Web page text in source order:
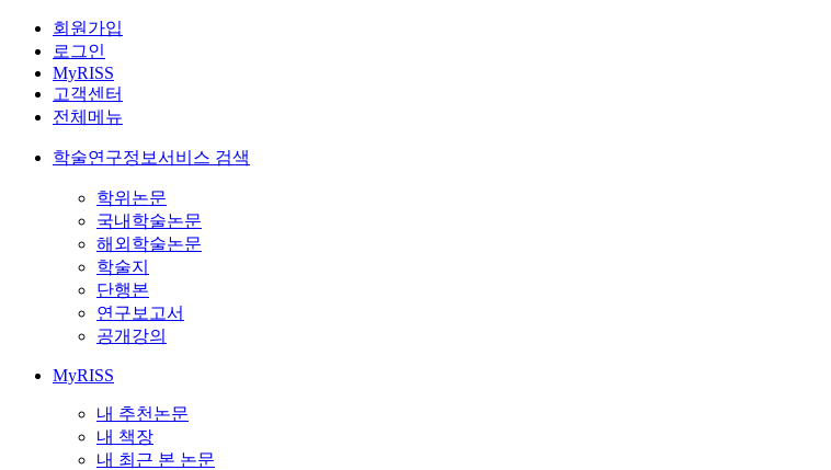
회원가입
로그인
MyRISS
고객센터
전체메뉴
학술연구정보서비스 검색
학위논문
국내학술논문
해외학술논문
학술지
단행본
연구보고서
공개강의
MyRISS
내 추천논문
내 책장
내 최근 본 논문